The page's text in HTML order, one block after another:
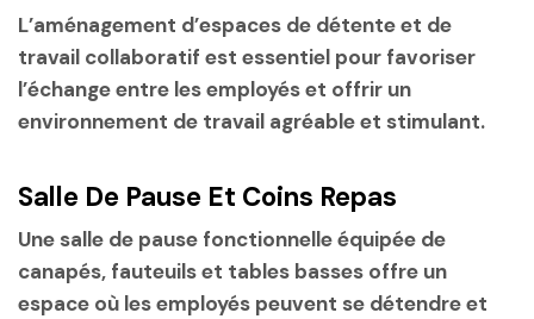
L’aménagement d’espaces de détente et de
travail collaboratif est essentiel pour favoriser
l’échange entre les employés et offrir un
environnement de travail agréable et stimulant.
Salle De Pause Et Coins Repas
Une salle de pause fonctionnelle équipée de
canapés, fauteuils et tables basses offre un
espace où les employés peuvent se détendre et